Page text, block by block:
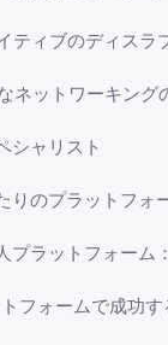
ティブのディスラ
ネットワーキング
シャリスト
りのプラットフォ
プラットフォーム
フォームで成功